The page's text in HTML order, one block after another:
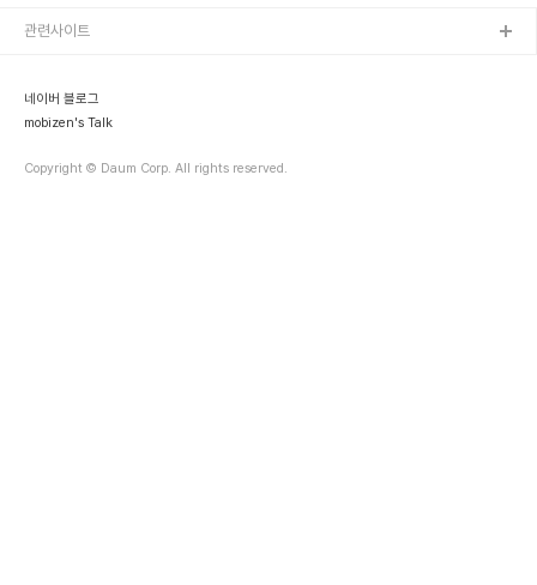
다. ‘플랫폼’이라는 단어가 IT 전략의 핵심 키워드로 자리잡은지 오래
압축되는 편이다. 그렇다면 플..
네이버 블로그
mobizen's Talk
Copyright © Daum Corp. All rights reserved.
관련사이트